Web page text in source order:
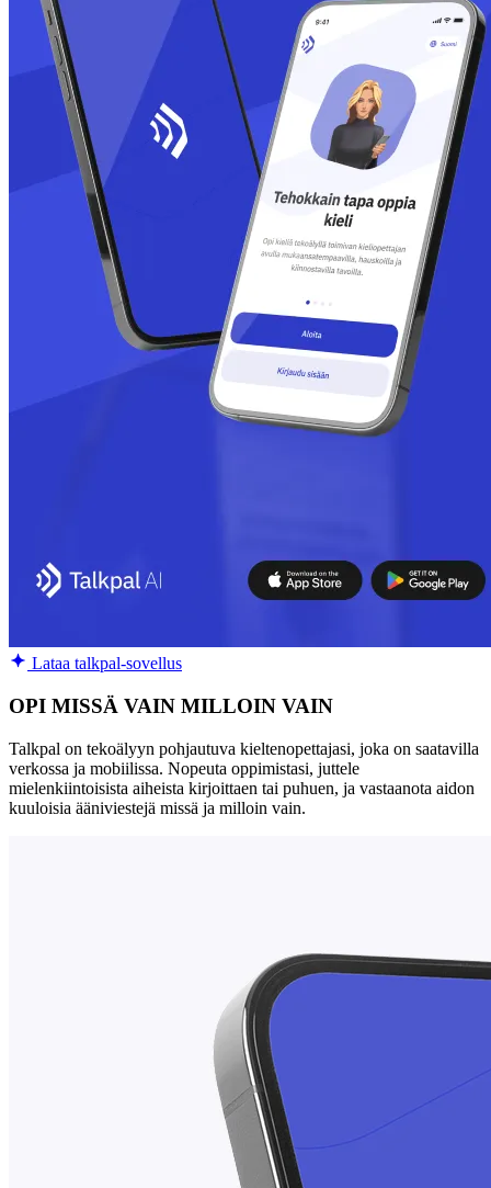
Lataa talkpal-sovellus
OPI MISSÄ VAIN MILLOIN VAIN
Talkpal on tekoälyyn pohjautuva kieltenopettajasi, joka on saatavilla
verkossa ja mobiilissa. Nopeuta oppimistasi, juttele
mielenkiintoisista aiheista kirjoittaen tai puhuen, ja vastaanota aidon
kuuloisia ääniviestejä missä ja milloin vain.